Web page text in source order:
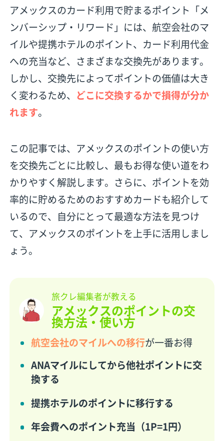
アメックスのカード利用で貯まるポイント「メ
ンバーシップ・リワード」には、航空会社のマ
イルや提携ホテルのポイント、カード利用代金
への充当など、さまざまな交換先があります。
しかし、交換先によってポイントの価値は大き
く変わるため、 どこに交換するかで損得が分か
れます。
この記事では、アメックスのポイントの使い方
を交換先ごとに比較し、最もお得な使い道をわ
かりやすく解説します。さらに、ポイントを効
率的に貯めるためのおすすめカードも紹介して
いるので、自分にとって最適な方法を見つけ
て、アメックスのポイントを上手に活用しまし
ょう。
旅クレ編集者が教える
アメックスのポイントの交
換方法・使い方
航空会社のマイルへの移行が一番お得
ANAマイルにしてから他社ポイントに交
換する
提携ホテルのポイントに移行する
年会費へのポイント充当（1P=1円）